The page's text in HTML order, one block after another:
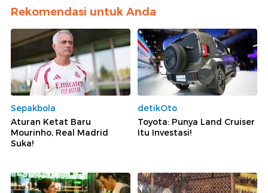
Rekomendasi untuk Anda
Sepakbola
Aturan Ketat Baru
Mourinho, Real Madrid
Suka!
detikOto
Toyota: Punya Land Cruiser
Itu Investasi!